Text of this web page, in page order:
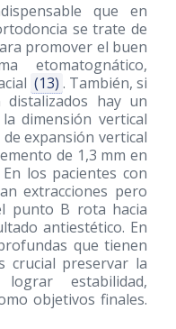
que en
se trate de
promover el buen
etomatognático,
(13) . También, si
hay un
dimensión vertical
expansión vertical
de 1,3 mm en
En los pacientes con
extracciones pero
punto B rota hacia
antiestético. En
que tienen
crucial preservar la
estabilidad,
objetivos finales.